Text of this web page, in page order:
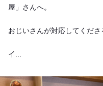
屋」さんへ。
おじいさんが対応してくださ
イ...